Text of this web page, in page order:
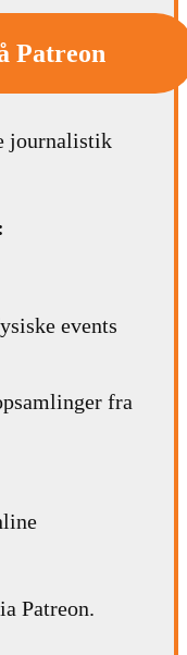
Patreon
journalistik
events
fra
Patreon.